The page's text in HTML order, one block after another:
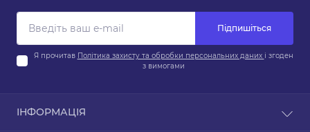
Підпишіться
Я прочитав Політика захисту та обробки персональних даних і згоден
з вимогами
ІНФОРМАЦІЯ